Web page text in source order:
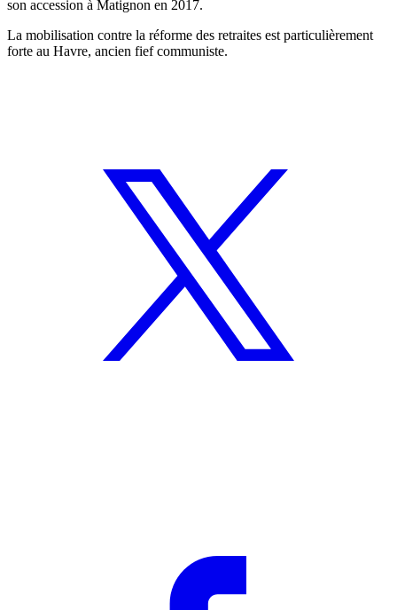
son accession à Matignon en 2017.
La mobilisation contre la réforme des retraites est particulièrement
forte au Havre, ancien fief communiste.